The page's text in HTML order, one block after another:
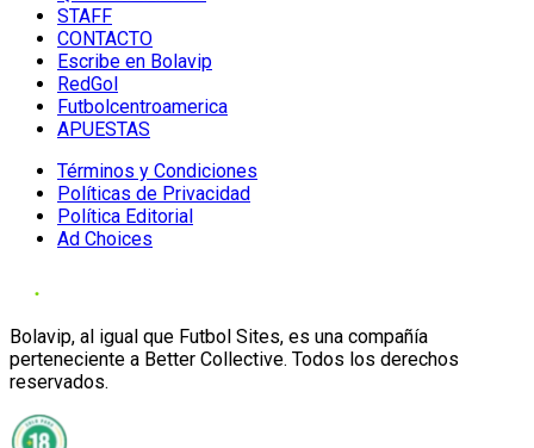
STAFF
CONTACTO
Escribe en Bolavip
RedGol
Futbolcentroamerica
APUESTAS
Términos y Condiciones
Políticas de Privacidad
Política Editorial
Ad Choices
Bolavip, al igual que Futbol Sites, es una compañía
perteneciente a Better Collective. Todos los derechos
reservados.